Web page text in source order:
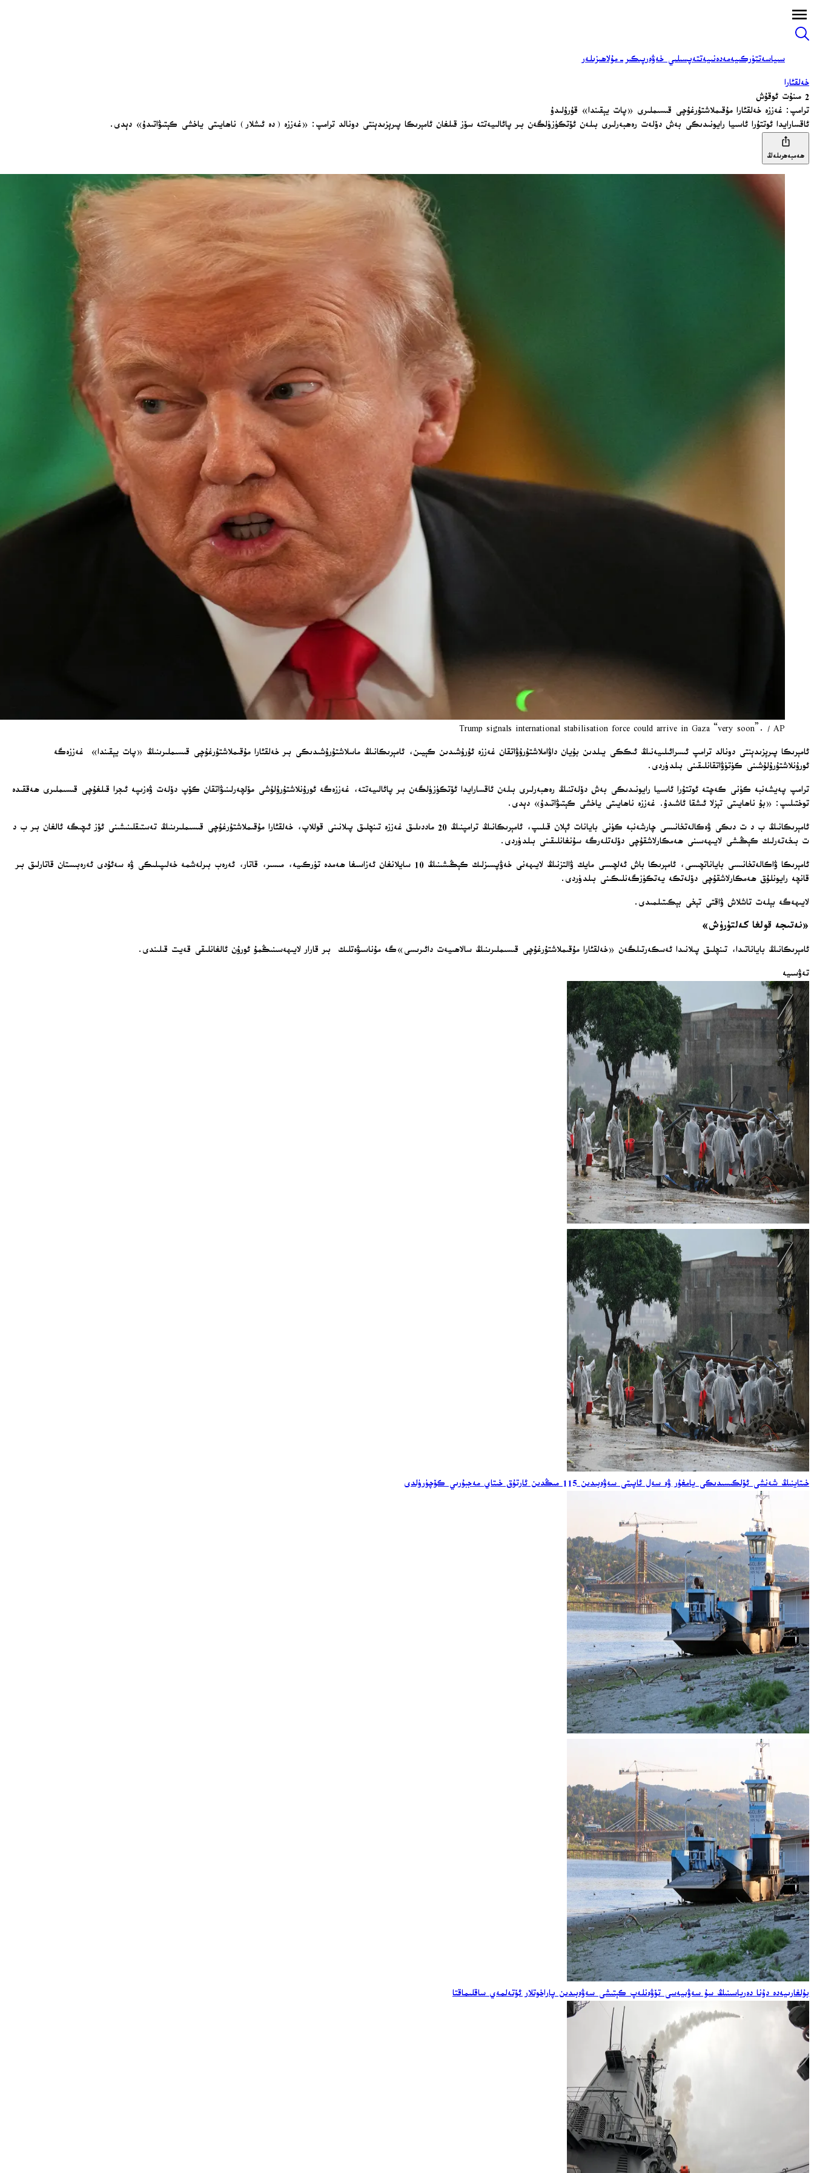
سىياسەتتۈركىيەمەدەنىيەتتەپسىلىي خەۋەرپىكىر-مۇلاھىزىلەر
خەلقئارا
2 مىنۇت ئوقۇش
ترامپ: غەززە خەلقئارا مۇقىملاشتۇرغۇچى قىسىملىرى «پات يېقىندا» قۇرۇلىدۇ
ئاقسارايدا ئوتتۇرا ئاسىيا رايونىدىكى بەش دۆلەت رەھبەرلىرى بىلەن ئۆتكۈزۈلگەن بىر پائالىيەتتە سۆز قىلغان ئامېرىكا پىرېزىدېنتى دونالد ترامپ: «غەززە (دە ئىشلار) ناھايىتى ياخشى كېتىۋاتىدۇ» دېدى.
ھەمبەھرىلەڭ
Trump signals international stabilisation force could arrive in Gaza “very soon”. / AP
ئامېرىكا پىرېزىدېنتى دونالد ترامپ ئىسرائىلىيەنىڭ ئىككى يىلدىن بۇيان داۋاملاشتۇرۇۋاتقان غەززە ئۇرۇشىدىن كېيىن، ئامېرىكانىڭ ماسلاشتۇرۇشىدىكى بىر خەلقئارا مۇقىملاشتۇرغۇچى قىسىملىرىنىڭ «پات يېقىندا» غەززەگە
ئورۇنلاشتۇرۇلۇشىنى كۈتۈۋاتقانلىقىنى بىلدۈردى.
ترامپ پەيشەنبە كۈنى كەچتە ئوتتۇرا ئاسىيا رايونىدىكى بەش دۆلەتنىڭ رەھبەرلىرى بىلەن ئاقسارايدا ئۆتكۈزۈلگەن بىر پائالىيەتتە، غەززەگە ئورۇنلاشتۇرۇلۇشى مۆلچەرلىنىۋاتقان كۆپ دۆلەت ۋەزىپە ئىجرا قىلغۇچى قىسىملىرى ھەققىدە
توختىلىپ: «بۇ ناھايىتى تېزلا ئىشقا ئاشىدۇ. غەززە ناھايىتى ياخشى كېتىۋاتىدۇ» دېدى.
ئامېرىكانىڭ ب د ت دىكى ۋەكالەتخانىسى چارشەنبە كۈنى بايانات ئېلان قىلىپ، ئامېرىكانىڭ ترامپنىڭ 20 ماددىلىق غەززە تىنچلىق پىلانىنى قوللاپ، خەلقئارا مۇقىملاشتۇرغۇچى قىسىملىرىنىڭ تەستىقلىنىشىنى ئۆز ئىچىگە ئالغان بىر ب د
ت بىخەتەرلىك كېڭىشى لايىھەسىنى ھەمكارلاشقۇچى دۆلەتلەرگە سۇنغانلىقىنى بىلدۈردى.
ئامېرىكا ۋاكالەتخانىسى باياناتچىسى، ئامېرىكا باش ئەلچىسى مايك ۋالتزنىڭ لايىھەنى خەۋپسىزلىك كېڭىشىنىڭ 10 سايلانغان ئەزاسىغا ھەمدە تۈركىيە، مىسىر، قاتار، ئەرەب بىرلەشمە خەلىپىلىكى ۋە سەئۇدى ئەرەبىستان قاتارلىق بىر
قانچە رايونلۇق ھەمكارلاشقۇچى دۆلەتكە يەتكۈزگەنلىكىنى بىلدۈردى.
لايىھەگە بېلەت تاشلاش ۋاقتى تېخى بېكىتىلمىدى.
«نەتىجە قولغا كەلتۈرۈش»
ئامېرىكانىڭ باياناتىدا، تىنچلىق پىلانىدا ئەسكەرتىلگەن «خەلقئارا مۇقىملاشتۇرغۇچى قىسىملىرىنىڭ سالاھىيەت دائىرىسى»گە مۇناسىۋەتلىك بىر قارار لايىھەسىنىڭمۇ ئورۇن ئالغانلىقى قەيت قىلىندى.
تەۋسىيە
خىتاينىڭ شەنشى ئۆلكىسىدىكى يامغۇر ۋە سەل ئاپىتى سەۋەبىدىن 115 مىڭدىن ئارتۇق خىتاي مەجبۇرىي كۆچۈرۈلدى
بۇلغارىيەدە دۇنا دەرياسىنىڭ سۇ سەۋىيەسى تۆۋەنلەپ كېتىشى سەۋەبىدىن پاراخوتلار ئۆتەلمەي ساقلىماقتا